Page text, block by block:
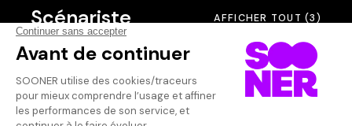
Scénariste AFFICHER TOUT (3)